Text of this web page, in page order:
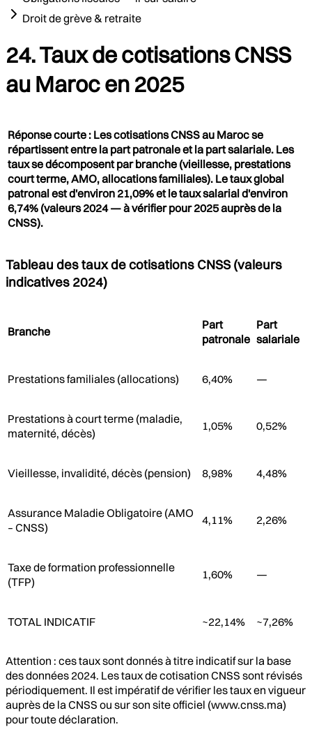
Droit de grève & retraite
24. Taux de cotisations CNSS
au Maroc en 2025
Réponse courte : Les cotisations CNSS au Maroc se
répartissent entre la part patronale et la part salariale. Les
taux se décomposent par branche (vieillesse, prestations
court terme, AMO, allocations familiales). Le taux global
patronal est d'environ 21,09% et le taux salarial d'environ
6,74% (valeurs 2024 — à vérifier pour 2025 auprès de la
CNSS).
Tableau des taux de cotisations CNSS (valeurs
indicatives 2024)
Branche
Part
patronale
Part
salariale
Prestations familiales (allocations) 6,40% —
Prestations à court terme (maladie,
maternité, décès)
1,05% 0,52%
Vieillesse, invalidité, décès (pension) 8,98% 4,48%
Assurance Maladie Obligatoire (AMO
– CNSS)
4,11% 2,26%
Taxe de formation professionnelle
(TFP)
1,60% —
TOTAL INDICATIF ~22,14% ~7,26%
Attention : ces taux sont donnés à titre indicatif sur la base
des données 2024. Les taux de cotisation CNSS sont révisés
périodiquement. Il est impératif de vérifier les taux en vigueur
auprès de la CNSS ou sur son site officiel (www.cnss.ma)
pour toute déclaration.